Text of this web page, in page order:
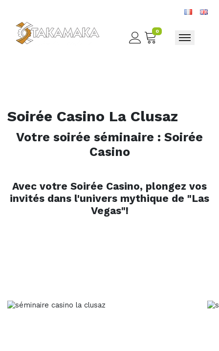
0
Toggle
Soirée Casino La Clusaz
Votre soirée séminaire : Soirée
Casino
Avec votre Soirée Casino, plongez vos
invités dans l'univers mythique de "Las
Vegas"!